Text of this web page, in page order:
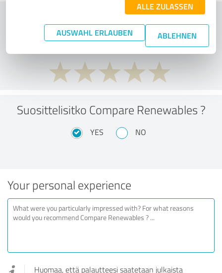
ALLE ZULASSEN
AUSWAHL ERLAUBEN ABLEHNEN
What do you think of the price to
performance ratio?
Suosittelisitko Compare Renewables ?
YES NO
Your personal experience
Huomaa, että palautteesi saatetaan julkaista